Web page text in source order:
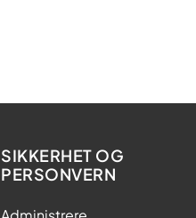
SIKKERHET OG
PERSONVERN